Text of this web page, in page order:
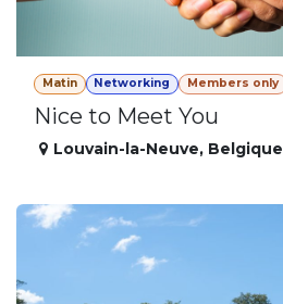
Matin Networking Members only
Nice to Meet You
Louvain-la-Neuve, Belgique